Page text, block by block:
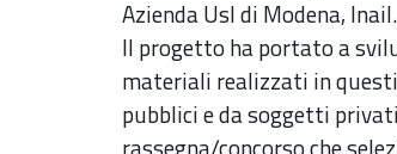
Azienda Usl di Modena, Inail.
Il progetto ha portato a
materiali realizzati in
pubblici e da soggetti